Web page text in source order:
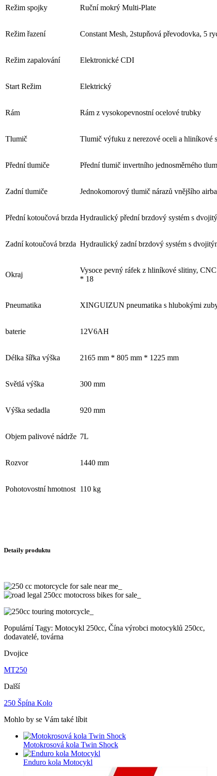
Režim spojky Ruční mokrý Multi-Plate
Režim řazení Constant Mesh, 2stupňová převodovka, 5
Režim zapalování Elektronické CDI
Start Režim Elektrický
Rám Rám z vysokopevnostní ocelové trubky
Tlumič Tlumič výfuku z nerezové oceli a hliníkové
Přední tlumiče Přední tlumič invertního jednosměrného
Zadní tlumiče Jednokomorový tlumič nárazů vnějšího
Přední kotoučová brzda Hydraulický přední brzdový systém s
Zadní kotoučová brzda Hydraulický zadní brzdový systém s
Okraj
Vysoce pevný ráfek z hliníkové slitiny,
* 18
Pneumatika XINGUIZUN pneumatika s hlubokými
baterie 12V6AH
Délka šířka výška 2165 mm * 805 mm * 1225 mm
Světlá výška 300 mm
Výška sedadla 920 mm
Objem palivové nádrže 7L
Rozvor 1440 mm
Pohotovostní hmotnost 110 kg
Detaily produktu
Populární Tagy: Motocykl 250cc, Čína výrobci motocyklů 250cc,
dodavatelé, továrna
Dvojice
MT250
Další
250 Špína Kolo
Mohlo by se Vám také líbit
Motokrosová kola Twin Shock
Enduro kola Motocykl